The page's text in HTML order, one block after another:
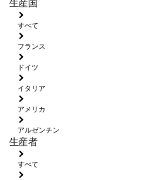
生産国
すべて
フランス
ドイツ
イタリア
アメリカ
アルゼンチン
生産者
すべて